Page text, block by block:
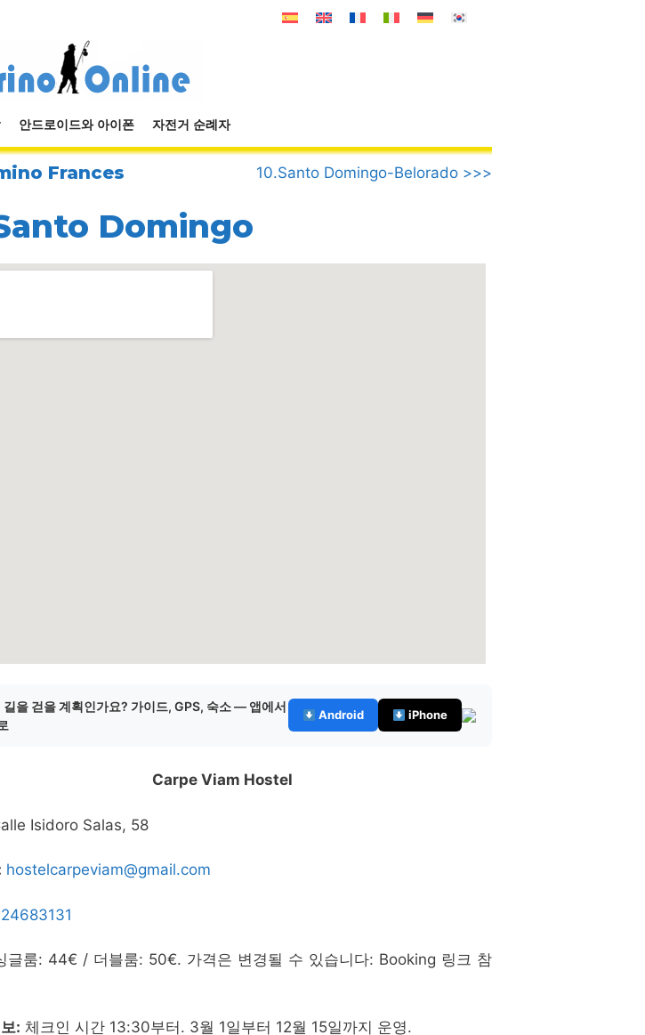
안드로이드와 아이폰 자전거 순례자
Frances 10.Santo Domingo-Belorado >>>
Domingo
길을 걷을 계획인가요? 가이드, GPS, 숙소 — 앱에서
Android iPhone
Carpe Viam Hostel
Isidoro Salas, 58
hostelcarpeviam@gmail.com
글룸: 44€ / 더블룸: 50€. 가격은 변경될 수 있습니다: Booking 링크 참
: 체크인 시간 13:30부터. 3월 1일부터 12월 15일까지 운영.